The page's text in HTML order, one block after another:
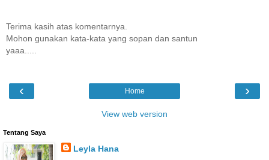
Terima kasih atas komentarnya.
Mohon gunakan kata-kata yang sopan dan santun
yaaa.....
‹ ›
Home
View web version
Tentang Saya
Leyla Hana